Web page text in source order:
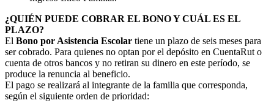
¿QUIÉN PUEDE COBRAR EL BONO Y CUÁL ES EL
PLAZO?
El Bono por Asistencia Escolar tiene un plazo de seis meses para
ser cobrado. Para quienes no optan por el depósito en CuentaRut o
cuenta de otros bancos y no retiran su dinero en este período, se
produce la renuncia al beneficio.
El pago se realizará al integrante de la familia que corresponda,
según el siguiente orden de prioridad: